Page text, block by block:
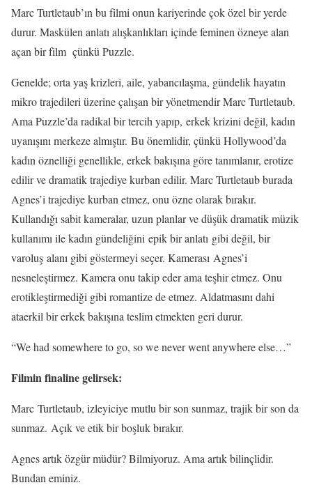
Marc Turtletaub’ın bu filmi onun kariyerinde çok özel bir yerde
durur. Maskülen anlatı alışkanlıkları içinde feminen özneye alan
açan bir film çünkü Puzzle.
Genelde; orta yaş krizleri, aile, yabancılaşma, gündelik hayatın
mikro trajedileri üzerine çalışan bir yönetmendir Marc Turtletaub.
Ama Puzzle’da radikal bir tercih yapıp, erkek krizini değil, kadın
uyanışını merkeze almıştır. Bu önemlidir, çünkü Hollywood’da
kadın öznelliği genellikle, erkek bakışına göre tanımlanır, erotize
edilir ve dramatik trajediye kurban edilir. Marc Turtletaub burada
Agnes’i trajediye kurban etmez, onu özne olarak bırakır.
Kullandığı sabit kameralar, uzun planlar ve düşük dramatik müzik
kullanımı ile kadın gündeliğini epik bir anlatı gibi değil, bir
varoluş alanı gibi göstermeyi seçer. Kamerası Agnes’i
nesneleştirmez. Kamera onu takip eder ama teşhir etmez. Onu
erotikleştirmediği gibi romantize de etmez. Aldatmasını dahi
ataerkil bir erkek bakışına teslim etmekten geri durur.
“We had somewhere to go, so we never went anywhere else…”
Filmin finaline gelirsek:
Marc Turtletaub, izleyiciye mutlu bir son sunmaz, trajik bir son da
sunmaz. Açık ve etik bir boşluk bırakır.
Agnes artık özgür müdür? Bilmiyoruz. Ama artık bilinçlidir.
Bundan eminiz.